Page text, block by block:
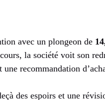
avec un plongeon de
la société voit son
recommandation
des espoirs et une